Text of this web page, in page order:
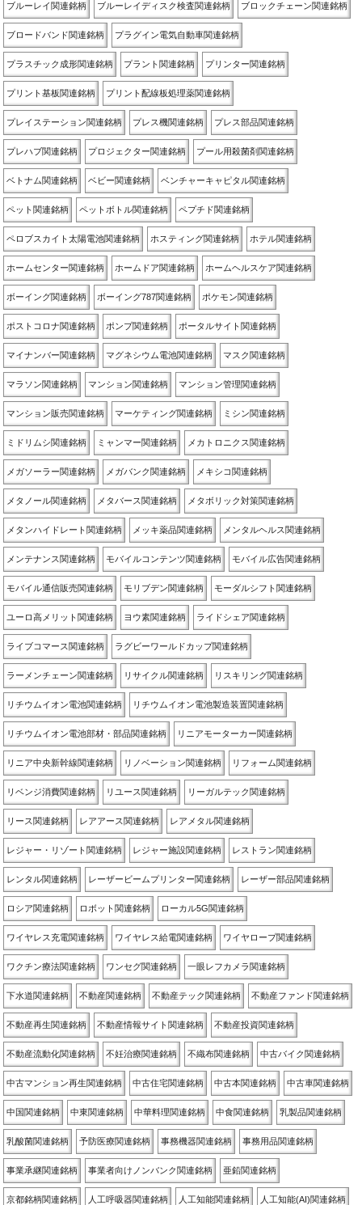
ブルーレイ関連銘柄 ブルーレイディスク検査関連銘柄 ブロックチェーン関連銘柄
ブロードバンド関連銘柄 プラグイン電気自動車関連銘柄
プラスチック成形関連銘柄 プラント関連銘柄 プリンター関連銘柄
プリント基板関連銘柄 プリント配線板処理薬関連銘柄
プレイステーション関連銘柄 プレス機関連銘柄 プレス部品関連銘柄
プレハブ関連銘柄 プロジェクター関連銘柄 プール用殺菌剤関連銘柄
ベトナム関連銘柄 ベビー関連銘柄 ベンチャーキャピタル関連銘柄
ペット関連銘柄 ペットボトル関連銘柄 ペプチド関連銘柄
ペロブスカイト太陽電池関連銘柄 ホスティング関連銘柄 ホテル関連銘柄
ホームセンター関連銘柄 ホームドア関連銘柄 ホームヘルスケア関連銘柄
ボーイング関連銘柄 ボーイング787関連銘柄 ポケモン関連銘柄
ポストコロナ関連銘柄 ポンプ関連銘柄 ポータルサイト関連銘柄
マイナンバー関連銘柄 マグネシウム電池関連銘柄 マスク関連銘柄
マラソン関連銘柄 マンション関連銘柄 マンション管理関連銘柄
マンション販売関連銘柄 マーケティング関連銘柄 ミシン関連銘柄
ミドリムシ関連銘柄 ミャンマー関連銘柄 メカトロニクス関連銘柄
メガソーラー関連銘柄 メガバンク関連銘柄 メキシコ関連銘柄
メタノール関連銘柄 メタバース関連銘柄 メタボリック対策関連銘柄
メタンハイドレート関連銘柄 メッキ薬品関連銘柄 メンタルヘルス関連銘柄
メンテナンス関連銘柄 モバイルコンテンツ関連銘柄 モバイル広告関連銘柄
モバイル通信販売関連銘柄 モリブデン関連銘柄 モーダルシフト関連銘柄
ユーロ高メリット関連銘柄 ヨウ素関連銘柄 ライドシェア関連銘柄
ライブコマース関連銘柄 ラグビーワールドカップ関連銘柄
ラーメンチェーン関連銘柄 リサイクル関連銘柄 リスキリング関連銘柄
リチウムイオン電池関連銘柄 リチウムイオン電池製造装置関連銘柄
リチウムイオン電池部材・部品関連銘柄 リニアモーターカー関連銘柄
リニア中央新幹線関連銘柄 リノベーション関連銘柄 リフォーム関連銘柄
リベンジ消費関連銘柄 リユース関連銘柄 リーガルテック関連銘柄
リース関連銘柄 レアアース関連銘柄 レアメタル関連銘柄
レジャー・リゾート関連銘柄 レジャー施設関連銘柄 レストラン関連銘柄
レンタル関連銘柄 レーザービームプリンター関連銘柄 レーザー部品関連銘柄
ロシア関連銘柄 ロボット関連銘柄 ローカル5G関連銘柄
ワイヤレス充電関連銘柄 ワイヤレス給電関連銘柄 ワイヤロープ関連銘柄
ワクチン療法関連銘柄 ワンセグ関連銘柄 一眼レフカメラ関連銘柄
下水道関連銘柄 不動産関連銘柄 不動産テック関連銘柄 不動産ファンド関連銘柄
不動産再生関連銘柄 不動産情報サイト関連銘柄 不動産投資関連銘柄
不動産流動化関連銘柄 不妊治療関連銘柄 不織布関連銘柄 中古バイク関連銘柄
中古マンション再生関連銘柄 中古住宅関連銘柄 中古本関連銘柄 中古車関連銘柄
中国関連銘柄 中東関連銘柄 中華料理関連銘柄 中食関連銘柄 乳製品関連銘柄
乳酸菌関連銘柄 予防医療関連銘柄 事務機器関連銘柄 事務用品関連銘柄
事業承継関連銘柄 事業者向けノンバンク関連銘柄 亜鉛関連銘柄
京都銘柄関連銘柄 人工呼吸器関連銘柄 人工知能関連銘柄 人工知能(AI)関連銘柄